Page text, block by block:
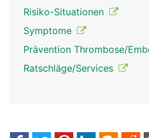
Risiko-Situationen
Symptome
Prävention Thrombose/
Ratschläge/Services